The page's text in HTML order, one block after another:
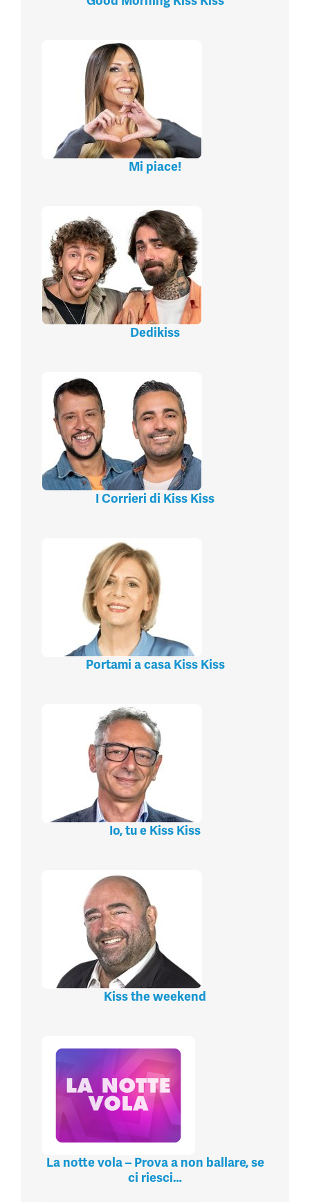
Mi piace!
Dedikiss
I Corrieri di Kiss Kiss
Portami a casa Kiss Kiss
Io, tu e Kiss Kiss
Kiss the weekend
La notte vola – Prova a non ballare, se
ci riesci…